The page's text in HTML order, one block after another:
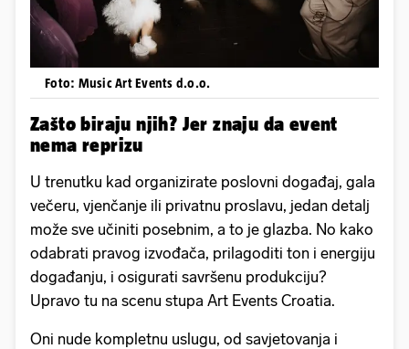
Foto: Music Art Events d.o.o.
Zašto biraju njih? Jer znaju da event
nema reprizu
U trenutku kad organizirate poslovni događaj, gala
večeru, vjenčanje ili privatnu proslavu, jedan detalj
može sve učiniti posebnim, a to je glazba. No kako
odabrati pravog izvođača, prilagoditi ton i energiju
događanju, i osigurati savršenu produkciju?
Upravo tu na scenu stupa Art Events Croatia.
Oni nude kompletnu uslugu, od savjetovanja i